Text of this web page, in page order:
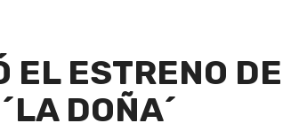
EL ESTRENO DE
DOÑA´